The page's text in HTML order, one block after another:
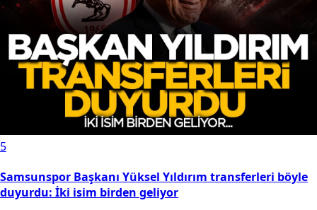
5
Samsunspor Başkanı Yüksel Yıldırım transferleri böyle
duyurdu: İki isim birden geliyor